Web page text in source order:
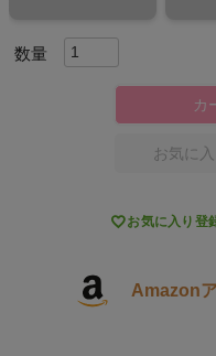
カ
お気に
お気に入り登
Amazon